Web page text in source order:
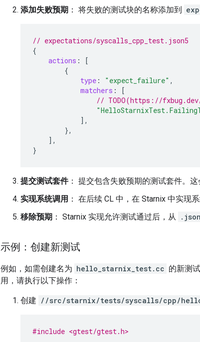
添加失败预期 ： 将失败的测试块的名称添加到
// expectations/syscalls_cpp_test.json5
{
actions :
[
{
type : "expect_failure" ,
matchers :
[
// TODO(https://
],
},
],
}
提交测试套件： 提交包含失败预期的测试套件。这
实现系统调用 ： 在后续 CL 中，在 Starnix 中实现系
移除预期 ： Starnix 实现允许测试通过后，从
示例：创建新测试
例如，如需创建名为 hello_starnix_test.cc 的新测
用，请执行以下操作：
创建 //src/starnix/tests/syscalls/cpp/
#include <gtest/gtest.h>